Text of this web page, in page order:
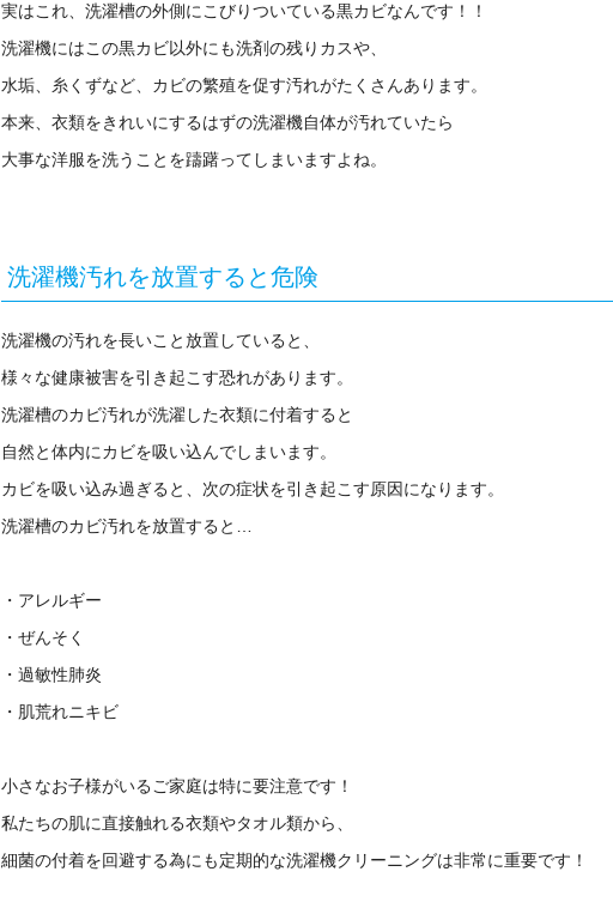
実はこれ、洗濯槽の外側にこびりついている黒カビなんです！！
洗濯機にはこの黒カビ以外にも洗剤の残りカスや、
水垢、糸くずなど、カビの繁殖を促す汚れがたくさんあります。
本来、衣類をきれいにするはずの洗濯機自体が汚れていたら
大事な洋服を洗うことを躊躇ってしまいますよね。
洗濯機汚れを放置すると危険
洗濯機の汚れを長いこと放置していると、
様々な健康被害を引き起こす恐れがあります。
洗濯槽のカビ汚れが洗濯した衣類に付着すると
自然と体内にカビを吸い込んでしまいます。
カビを吸い込み過ぎると、次の症状を引き起こす原因になります。
洗濯槽のカビ汚れを放置すると
・アレルギー
・ぜんそく
・過敏性肺炎
・肌荒れニキビ
小さなお子様がいるご家庭は特に要注意です！
私たちの肌に直接触れる衣類やタオル類から、
細菌の付着を回避する為にも定期的な洗濯機クリーニングは非常に重要です！